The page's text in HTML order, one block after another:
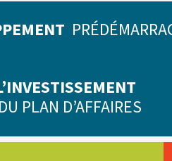
PLAN D’AFFAIRES